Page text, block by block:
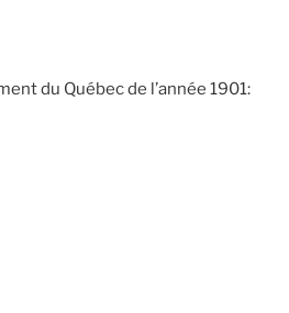
du Québec de l’année 1901: